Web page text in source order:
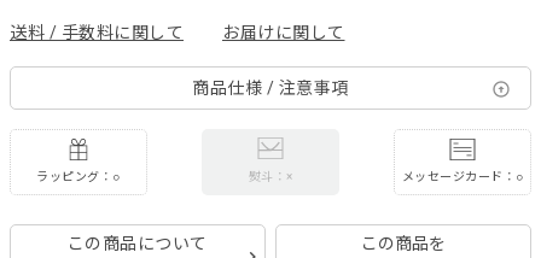
送料 / 手数料に関して お届けに関して
商品仕様 / 注意事項
ラッピング：○ 熨斗：× メッセージカード：○
この商品について
この商品を